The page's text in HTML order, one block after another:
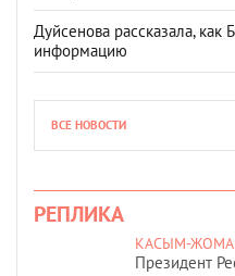
Дуйсенова рассказала, как
информацию
ВСЕ НОВОСТИ
РЕПЛИКА
КАСЫМ-
Президент